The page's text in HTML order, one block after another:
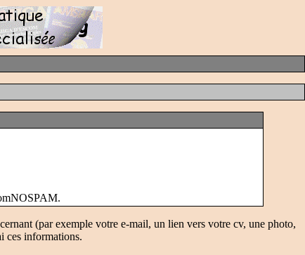
(par exemple votre e-mail, un lien vers votre cv, une photo,
ces informations.